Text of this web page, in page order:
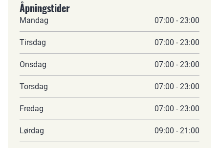
Åpningstider
Mandag 07:00 - 23:00
Tirsdag 07:00 - 23:00
Onsdag 07:00 - 23:00
Torsdag 07:00 - 23:00
Fredag 07:00 - 23:00
Lørdag 09:00 - 21:00